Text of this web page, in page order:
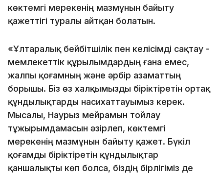
көктемгі мерекенің мазмұнын байыту
қажеттігі туралы айтқан болатын.
«Ұлтаралық бейбітшілік пен келісімді сақтау -
мемлекеттік құрылымдардың ғана емес,
жалпы қоғамның және әрбір азаматтың
борышы. Біз өз халқымызды біріктіретін ортақ
құндылықтарды насихаттауымыз керек.
Мысалы, Наурыз мейрамын тойлау
тұжырымдамасын әзірлеп, көктемгі
мерекенің мазмұнын байыту қажет. Бүкіл
қоғамды біріктіретін құндылықтар
қаншалықты көп болса, біздің бірлігіміз де